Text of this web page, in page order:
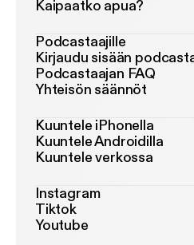
Kaipaatko apua?
Podcastaajille
Kirjaudu sisään
Podcastaajan FAQ
Yhteisön säännöt
Kuuntele iPhonella
Kuuntele Androidilla
Kuuntele verkossa
Instagram
Tiktok
Youtube